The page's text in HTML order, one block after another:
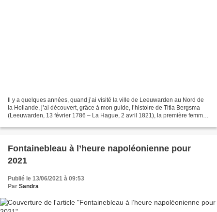
Il y a quelques années, quand j’ai visité la ville de Leeuwarden au Nord de
la Hollande, j’ai découvert, grâce à mon guide, l’histoire de Titia Bergsma
(Leeuwarden, 13 février 1786 – La Hague, 2 avril 1821), la première femme
Fontainebleau à l’heure napoléonienne pour
2021
Publié le 13/06/2021 à 09:53
Par Sandra